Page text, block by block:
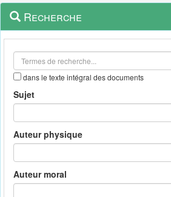
Navigation
outils
Menu
contextuel
Recherche
dans le texte intégral des documents
Sujet
Auteur physique
Auteur moral